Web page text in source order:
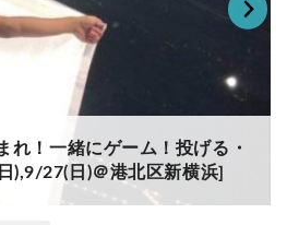
れ！一緒にゲーム！投げる・
),9/27(日)＠港北区新横浜]